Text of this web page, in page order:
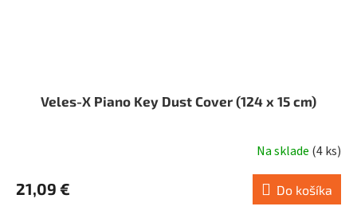
Veles-X Piano Key Dust Cover (124 x 15 cm)
Na sklade (4 ks)
21,09 € Do košíka